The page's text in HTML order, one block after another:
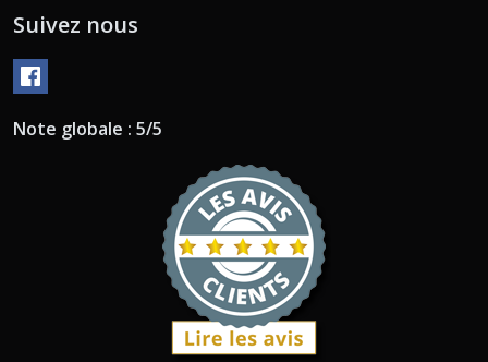
Suivez nous
Note globale : 5/5